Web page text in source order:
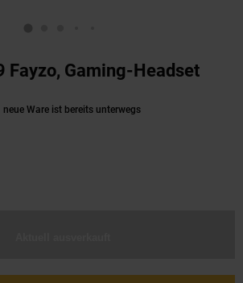
Fayzo, Gaming-Headset
neue Ware ist bereits unterwegs